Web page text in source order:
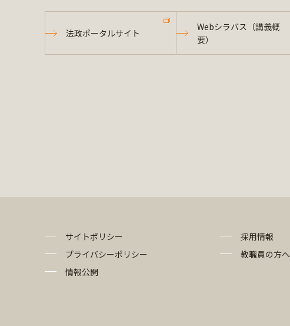
法政ポータルサイト
Webシラバス（講義概
要）
サイトポリシー
プライバシーポリシー
情報公開
採用情報
教職員の方へ